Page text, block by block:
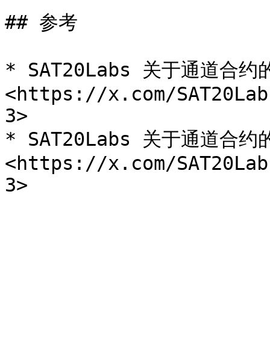
## 参考
* SAT20Labs 关于通道合约
<https://x.com/
3>
* SAT20Labs 关于通道合约
<https://x.com/